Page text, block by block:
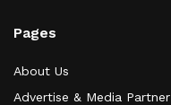
Pages
About Us
Advertise & Media Partner